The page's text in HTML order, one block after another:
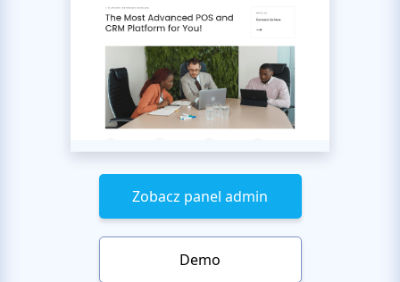
Zobacz panel admin
Demo